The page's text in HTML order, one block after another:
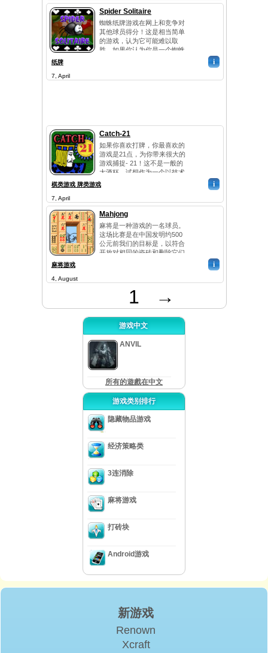
“皇家同花顺”是游戏，不是简
单的结合2游戏：纸牌和扑
克。你必须是一个真正的主
人，以争取和获得的成绩！...
Spider Solitaire
蜘蛛纸牌游戏在网上和竞争对
其他球员得分！这是相当简单
的游戏，认为它可能难以取
胜。如果你认为你是一个蜘蛛
纸牌 i
7, April
Catch-21
如果你喜欢打牌，你最喜欢的
游戏是21点，为你带来很大的
游戏捕捉- 21！这不是一般的
大酒杯。试想作为一个以技术
为基础的纸牌游戏21点，你就
会明白什么追赶- 21。你的目
便使尽可能多的21世纪。但要
非常小心 - 黑插孔野生！你不
能相信它吗？只要发挥抓住-
21现在，...
棋类游戏 牌类游戏 i
7, April
Mahjong
麻将是一种游戏的一名球员。
这场比赛是在中国发明约500
公元前我们的目标是，以符合
开放对相同的瓷砖和删除它们
地砖每对他们消除。选择显然
结束比赛（即失去）离开基本
麻将游戏 i
4, August
1 →
游戏中文
ANVIL
所有的遊戲在中文
游戏类别排行
隐藏物品游戏
经济策略类
3连消除
麻将游戏
打砖块
Android游戏
新游戏
Renown
Xcraft